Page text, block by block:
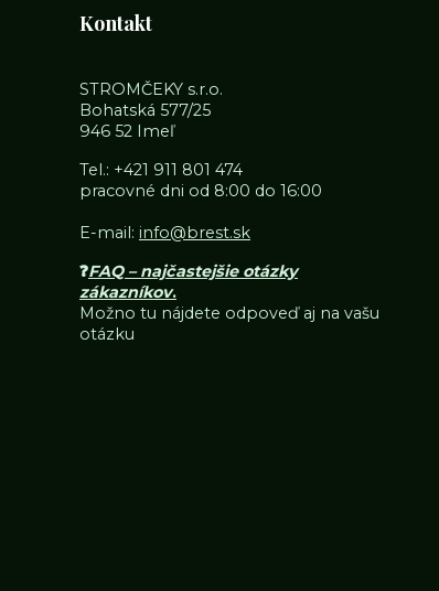
Kontakt
STROMČEKY s.r.o.
Bohatská 577/25
946 52 Imeľ
Tel.: +421 911 801 474
pracovné dni od 8:00 do 16:00
E-mail: info@brest.sk
❓FAQ – najčastejšie otázky
zákazníkov.
Možno tu nájdete odpoveď aj na vašu
otázku